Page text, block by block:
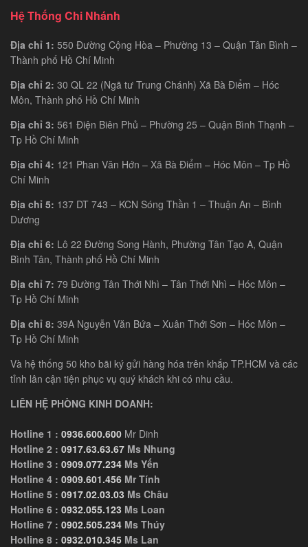
Hệ Thống Chi Nhánh
Địa chỉ 1: 550 Đường Cộng Hòa – Phường 13 – Quận Tân Bình –
Thành phố Hồ Chí Minh
Địa chỉ 2: 30 QL 22 (Ngã tư Trung Chánh) Xã Bà Điểm – Hóc
Môn, Thành phố Hồ Chí Minh
Địa chỉ 3: 561 Điện Biên Phủ – Phường 25 – Quận Bình Thạnh –
Tp Hồ Chí Minh
Địa chỉ 4: 121 Phan Văn Hớn – Xã Bà Điểm – Hóc Môn – Tp Hồ
Chí Minh
Địa chỉ 5: 137 DT 743 – KCN Sóng Thần 1 – Thuận An – Bình
Dương
Địa chỉ 6: Lô 22 Đường Song Hành, Phường Tân Tạo A, Quận
Bình Tân, Thành phố Hồ Chí Minh
Địa chỉ 7: 79 Đường Tân Thới Nhì – Tân Thới Nhì – Hóc Môn –
Tp Hồ Chí Minh
Địa chỉ 8: 39A Nguyễn Văn Bứa – Xuân Thới Sơn – Hóc Môn –
Tp Hồ Chí Minh
Và hệ thống 50 kho bãi ký gửi hàng hóa trên khắp TP.HCM và các
tỉnh lân cận tiện phục vụ quý khách khi có nhu cầu.
LIÊN HỆ PHÒNG KINH DOANH:
Hotline 1 : 0936.600.600 Mr Dinh
Hotline 2 : 0917.63.63.67 Ms Nhung
Hotline 3 : 0909.077.234 Ms Yến
Hotline 4 : 0909.601.456 Mr Tính
Hotline 5 : 0917.02.03.03 Ms Châu
Hotline 6 : 0932.055.123 Ms Loan
Hotline 7 : 0902.505.234 Ms Thúy
Hotline 8 : 0932.010.345 Ms Lan